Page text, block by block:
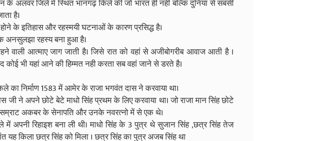
के अलवर जिले में स्थित भानगढ़ किले की जो भारत ही नही बल्कि दुनिया से सबसी
है।
के इतिहास और रहस्मयी घटनाओं के कारण प्रसिद्ध है।
रहस्य बना हुआ है।
वाली आत्माए जाग जाती है। जिसे रात को वहां से अजीबोगरीब आवाज आती है ।
भी यहां आने की हिम्मत नही करता सब वहां जाने से डरते है।
का निर्माण 1583 में आमेर के राजा भगवंत दास ने करवाया था।
जी ने अपने छोटे बेटे माधो सिंह प्रथम के लिए करवाया था। जो राजा मान सिंह छोटे
सम्राट अकबर के सेनापति और उनके नवरत्नो में से एक थे।
में अपनी रिहाइश बना ली थी। माधो सिंह के 3 पुत्र थे सुजान सिंह ,छत्र सिंह तेज
यह किला छत्र सिंह को मिला । छत्र सिंह का पुत्र अजब सिंह था